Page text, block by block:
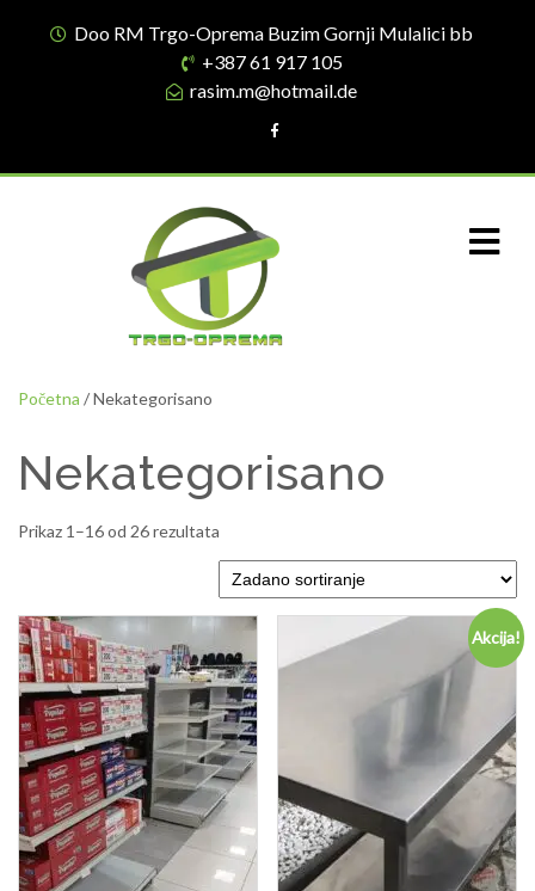
Doo RM Trgo-Oprema Buzim Gornji Mulalici bb
+387 61 917 105
rasim.m@hotmail.de
Početna / Nekategorisano
Nekategorisano
Prikaz 1–16 od 26 rezultata
Akcija!